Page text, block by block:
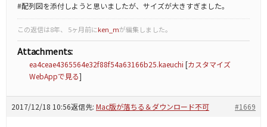
#配列図を添付しようと思いましたが、サイズが大きすぎました。
この返信は8年、 5ヶ月前にken_mが編集しました。
Attachments:
ea4ceae4365564e32f88f54a63166b25.kaeuchi [カスタマイズ
WebAppで見る]
2017/12/18 10:56返信先: Mac版が落ちる＆ダウンロード不可 #1669